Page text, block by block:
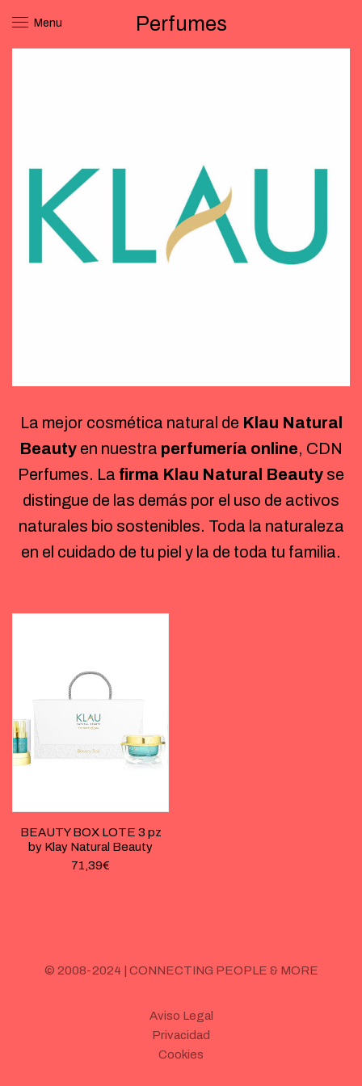
Menu Perfumes
La mejor cosmética natural de Klau Natural
Beauty en nuestra perfumería online, CDN
Perfumes. La firma Klau Natural Beauty se
distingue de las demás por el uso de activos
naturales bio sostenibles. Toda la naturaleza
en el cuidado de tu piel y la de toda tu familia.
BEAUTY BOX LOTE 3 pz
by Klay Natural Beauty
71,39€
© 2008-2024 | CONNECTING PEOPLE & MORE
Aviso Legal
Privacidad
Cookies